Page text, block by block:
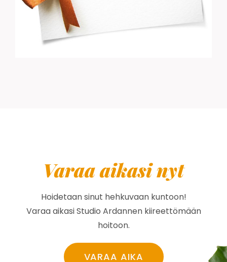
Varaa aikasi nyt
Hoidetaan sinut hehkuvaan kuntoon!
Varaa aikasi Studio Ardannen kiireettömään
hoitoon.
VARAA AIKA